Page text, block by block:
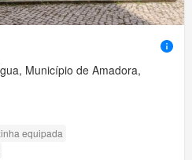
Município de Amadora,
equipada